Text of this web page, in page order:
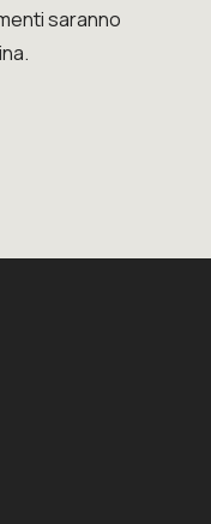
saranno